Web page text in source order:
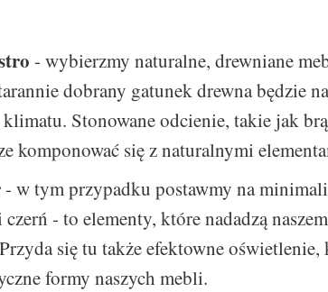
- wybierzmy naturalne, drewniane
dobrany gatunek drewna będzie
klimatu. Stonowane odcienie, takie jak
komponować się z naturalnymi
- w tym przypadku postawmy na
- to elementy, które nadadzą
się tu także efektowne
formy naszych mebli.